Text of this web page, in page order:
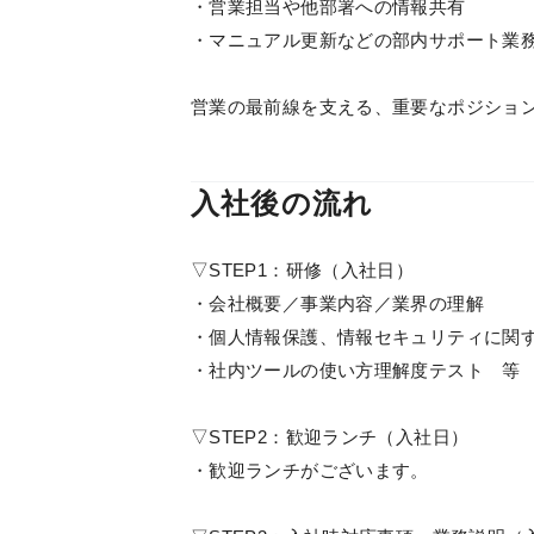
・営業担当や他部署への情報共有
・マニュアル更新などの部内サポート業
営業の最前線を支える、重要なポジショ
入社後の流れ
▽STEP1：研修（入社日）
・会社概要／事業内容／業界の理解
・個人情報保護、情報セキュリティに関
・社内ツールの使い方理解度テスト 等
▽STEP2：歓迎ランチ（入社日）
・歓迎ランチがございます。